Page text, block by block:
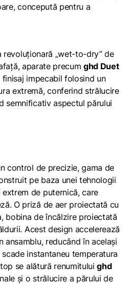
concepută pentru a
„wet-to-dry” de
aparate precumghd Duet
impecabil folosind un
extremă, conferind strălucire
semnificativ aspectul părului
control de precizie, gama de
pe baza unei tehnologii
de puternică, care
O priză de aer proiectată cu
bobina de încălzire proiectată
Acest design accelerează
reducând în același
instantaneu temperatura
se alătură renumituluighd
și o strălucire a părului de